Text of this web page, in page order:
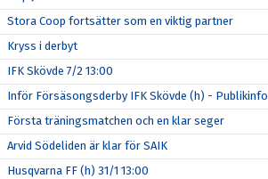
Stora Coop fortsätter som en viktig partner
Kryss i derbyt
IFK Skövde 7/2 13:00
Inför Försäsongsderby IFK Skövde (h) - Publikinfo
Första träningsmatchen och en klar seger
Arvid Södeliden är klar för SAIK
Husqvarna FF (h) 31/1 13:00